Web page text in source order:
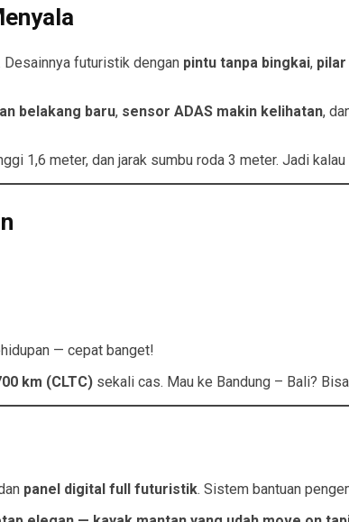
Desainnya futuristik dengan pintu tanpa bingkai, pilar
belakang baru, sensor ADAS makin kelihatan,
1,6 meter, dan jarak sumbu roda 3 meter. Jadi
— cepat banget!
km (CLTC) sekali cas. Mau ke Bandung – Bali?
panel digital full futuristik. Sistem bantuan